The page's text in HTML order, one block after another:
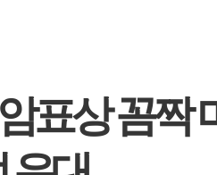
표상 꼼짝